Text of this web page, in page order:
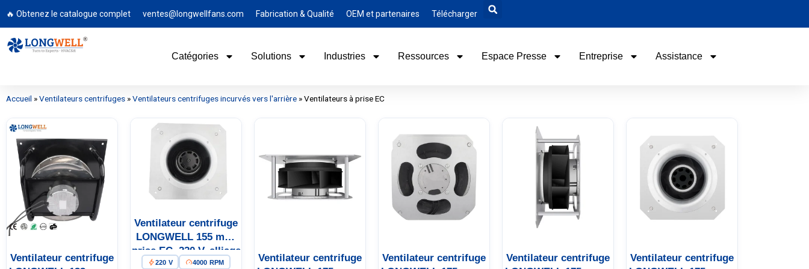
🔥 Obtenez le catalogue complet ventes@longwellfans.com Fabrication & Qualité OEM et partenaires Télécharger
Catégories Solutions Industries Ressources Espace Presse Entreprise Assistance
Accueil »Ventilateurs centrifuges »Ventilateurs centrifuges incurvés vers l'arrière »Ventilateurs à prise EC
Ventilateur centrifuge
Ventilateur centrifuge
LONGWELL 155 mm,
prise EC, 220 V, alliage
d'aluminium, pour
220 V 4000 RPM
Ventilateur centrifuge
Ventilateur centrifuge
Ventilateur centrifuge
Ventilateur centrifuge
Téléphone / WhatsApp